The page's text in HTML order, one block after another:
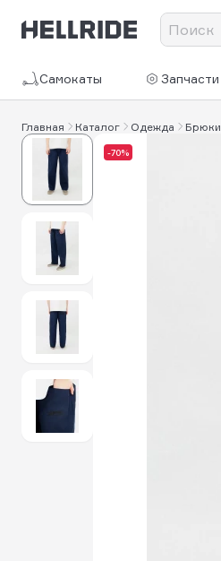
Самокаты Запчасти
Главная Каталог Одежда Брюки
-70%